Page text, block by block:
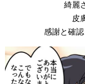
綺麗
皮
感謝と確認